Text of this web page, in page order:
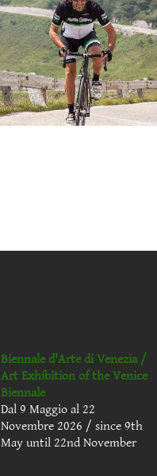
Biennale d'Arte di Venezia /
Art Exhibition of the Venice
Biennale
Dal 9 Maggio al 22
Novembre 2026 / since 9th
May until 22nd November